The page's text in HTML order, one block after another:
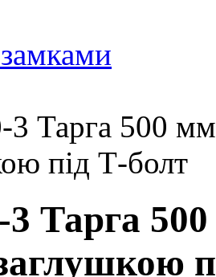
3 Тарга 500
під Т-болт
3 Тарга